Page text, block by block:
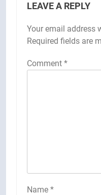
LEAVE A REPLY
Your email address
Required fields are
Comment *
Name *